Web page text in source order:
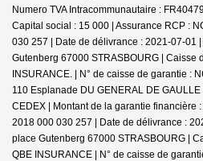
Numero TVA Intracommunautaire :
Capital social : 15 000 | Assurance RCP :
030 257 | Date de délivrance : 2021-07-01
Gutenberg 67000 STRASBOURG | Caisse
INSURANCE. | N° de caisse de garantie :
110 Esplanade DU GENERAL DE
CEDEX | Montant de la garantie financière
2018 000 030 257 | Date de délivrance :
place Gutenberg 67000 STRASBOURG |
QBE INSURANCE | N° de caisse de